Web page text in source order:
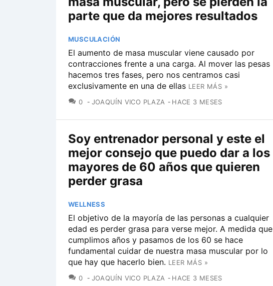
parte que da mejores resultados
MUSCULACIÓN
El aumento de masa muscular viene causado por
contracciones frente a una carga. Al mover las pesas
hacemos tres fases, pero nos centramos casi
exclusivamente en una de ellas LEER MÁS »
0 COMENTARIOS
JOAQUÍN VICO PLAZA HACE 3 MESES
Soy entrenador personal y este el
mejor consejo que puedo dar a los
mayores de 60 años que quieren
perder grasa
WELLNESS
El objetivo de la mayoría de las personas a cualquier
edad es perder grasa para verse mejor. A medida que
cumplimos años y pasamos de los 60 se hace
fundamental cuidar de nuestra masa muscular por lo
que hay que hacerlo bien. LEER MÁS »
0 COMENTARIOS
JOAQUÍN VICO PLAZA HACE 3 MESES